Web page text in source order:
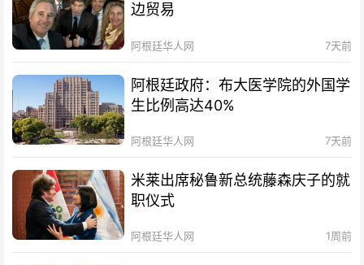
边贸易
阿根廷华人网 7天前
阿根廷政府：布大医学院的外国学
生比例高达40%
阿根廷华人网 7天前
米莱出席秘鲁新总统藤森庆子的就
职仪式
阿根廷华人网 1周前